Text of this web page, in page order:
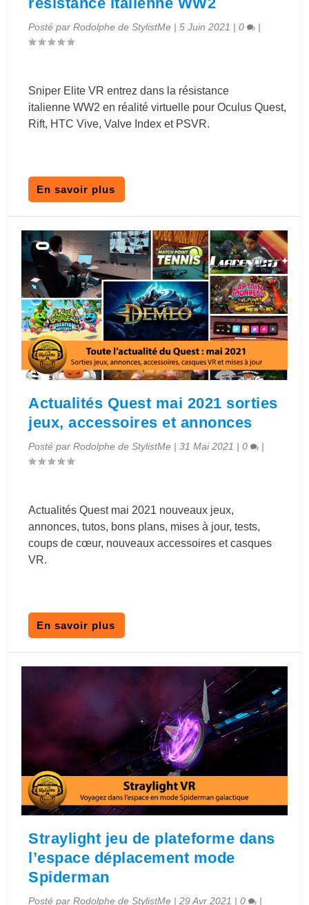
Posté parRodolphe de StylistMe |5 Juin 2021 |0 |
Sniper Elite VR entrez dans la résistance
italienne WW2 en réalité virtuelle pour Oculus Quest,
Rift, HTC Vive, Valve Index et PSVR.
En savoir plus
Actualités Quest mai 2021 sorties
jeux, accessoires et annonces
Posté parRodolphe de StylistMe |31 Mai 2021 |0 |
Actualités Quest mai 2021 nouveaux jeux,
annonces, tutos, bons plans, mises à jour, tests,
coups de cœur, nouveaux accessoires et casques
VR.
En savoir plus
Straylight jeu de plateforme dans
l’espace déplacement mode
Spiderman
Posté parRodolphe de StylistMe |29 Avr 2021 |0 |